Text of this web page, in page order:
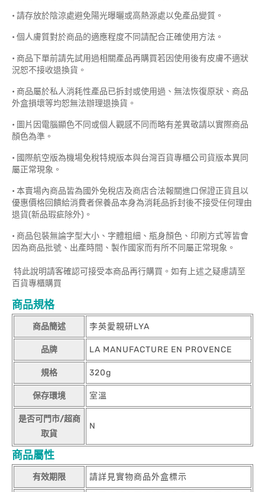
• 請存放於陰涼處避免陽光曝曬或高熱源處以免產品變質。
• 個人膚質對於商品的適應程度不同請配合正確使用方法。
• 商品下單前請先試用過相關產品再購買若因使用後有皮膚不適狀
況恕不接收退換貨。
• 商品屬於私人消耗性產品已拆封或使用過、無法恢復原狀、商品
外盒損壞等均恕無法辦理退換貨。
• 圖片因電腦顯色不同或個人觀感不同而略有差異敬請以實際商品
顏色為準。
• 國際航空版為機場免稅特規版本與台灣百貨專櫃公司貨版本異同
屬正常現象。
• 本賣場內商品皆為國外免稅店及商店合法報關進口保證正貨且以
優惠價格回饋給消費者保養品本身為消耗品拆封後不接受任何理由
退貨(新品瑕疵除外)。
• 商品包裝無論字型大小、字體粗細、瓶身顏色、印刷方式等皆會
因為商品批號、出產時間、製作國家而有所不同屬正常現象。
特此說明請客確認可接受本商品再行購買。如有上述之疑慮請至
百貨專櫃購買
商品規格
商品簡述 李英愛親研LYA
品牌 LA MANUFACTURE EN PROVENCE
規格 320g
保存環境 室溫
是否可門市/超商
取貨
N
商品屬性
有效期限 請詳見實物商品外盒標示